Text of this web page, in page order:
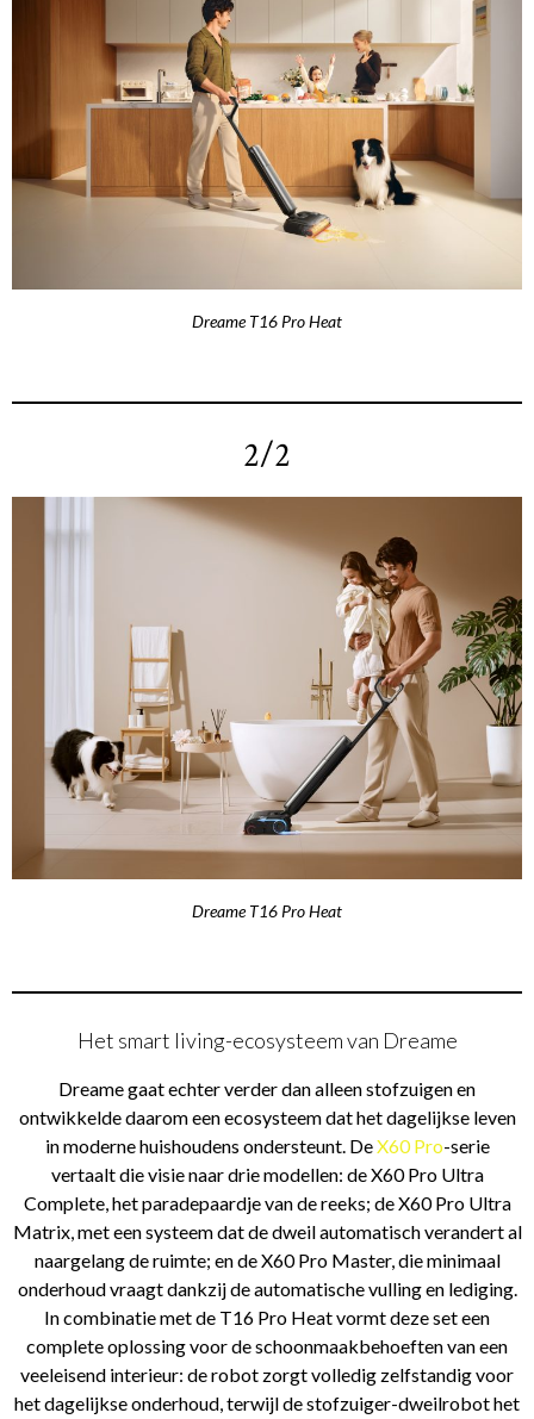
Dreame T16 Pro Heat
2/2
Dreame T16 Pro Heat
Het smart living-ecosysteem van Dreame
Dreame gaat echter verder dan alleen stofzuigen en
ontwikkelde daarom een ecosysteem dat het dagelijkse leven
in moderne huishoudens ondersteunt. DeX60 Pro-serie
vertaalt die visie naar drie modellen: de X60 Pro Ultra
Complete, het paradepaardje van de reeks; de X60 Pro Ultra
Matrix, met een systeem dat de dweil automatisch verandert al
naargelang de ruimte; en de X60 Pro Master, die minimaal
onderhoud vraagt dankzij de automatische vulling en lediging.
In combinatie met de T16 Pro Heat vormt deze set een
complete oplossing voor de schoonmaakbehoeften van een
veeleisend interieur: de robot zorgt volledig zelfstandig voor
het dagelijkse onderhoud, terwijl de stofzuiger-dweilrobot het